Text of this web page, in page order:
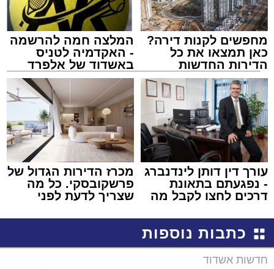
מחפשים לקנות דירה?
כאן תמצאו את כל
הדירות החדשות
למכירה באשדוד >>>
המלצה חמה להרשמה
- האקדמיה לטניס
באשדוד של אלפרד
קריאולנסקי - לילדים
עורך דין דותן לינדנברג
- נפגעתם בתאונת
דרכים לחצו לקבל מה
מכרז הדירות הגדול של
פרשקובסקי. כל מה
שצריך לדעת לפני
באשדוד
כתבות נוספות
חדשות אשדוד